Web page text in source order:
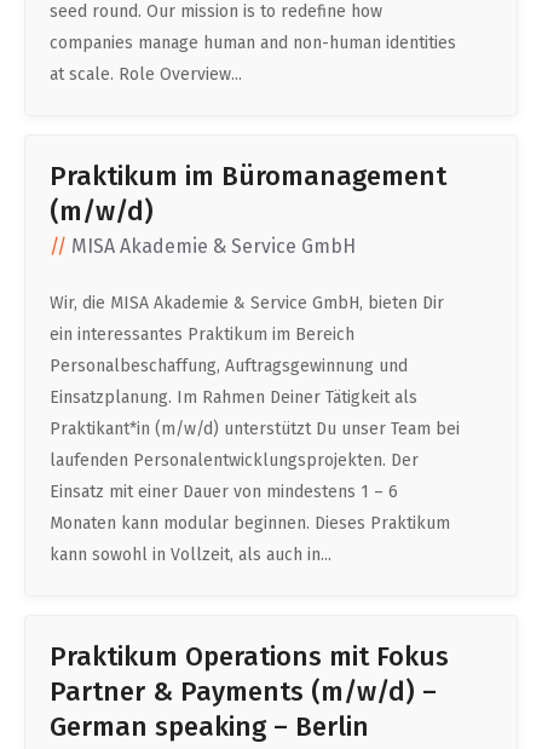
seed round. Our mission is to redefine how
companies manage human and non-human identities
at scale. Role Overview...
Praktikum im Büromanagement
(m/w/d)
MISA Akademie & Service GmbH
Wir, die MISA Akademie & Service GmbH, bieten Dir
ein interessantes Praktikum im Bereich
Personalbeschaffung, Auftragsgewinnung und
Einsatzplanung. Im Rahmen Deiner Tätigkeit als
Praktikant*in (m/w/d) unterstützt Du unser Team bei
laufenden Personalentwicklungsprojekten. Der
Einsatz mit einer Dauer von mindestens 1 – 6
Monaten kann modular beginnen. Dieses Praktikum
kann sowohl in Vollzeit, als auch in...
Praktikum Operations mit Fokus
Partner & Payments (m/w/d) –
German speaking – Berlin